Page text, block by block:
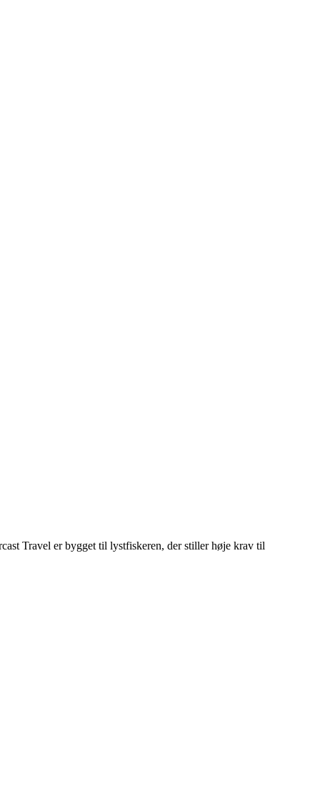
Travel er bygget til lystfiskeren, der stiller høje krav til